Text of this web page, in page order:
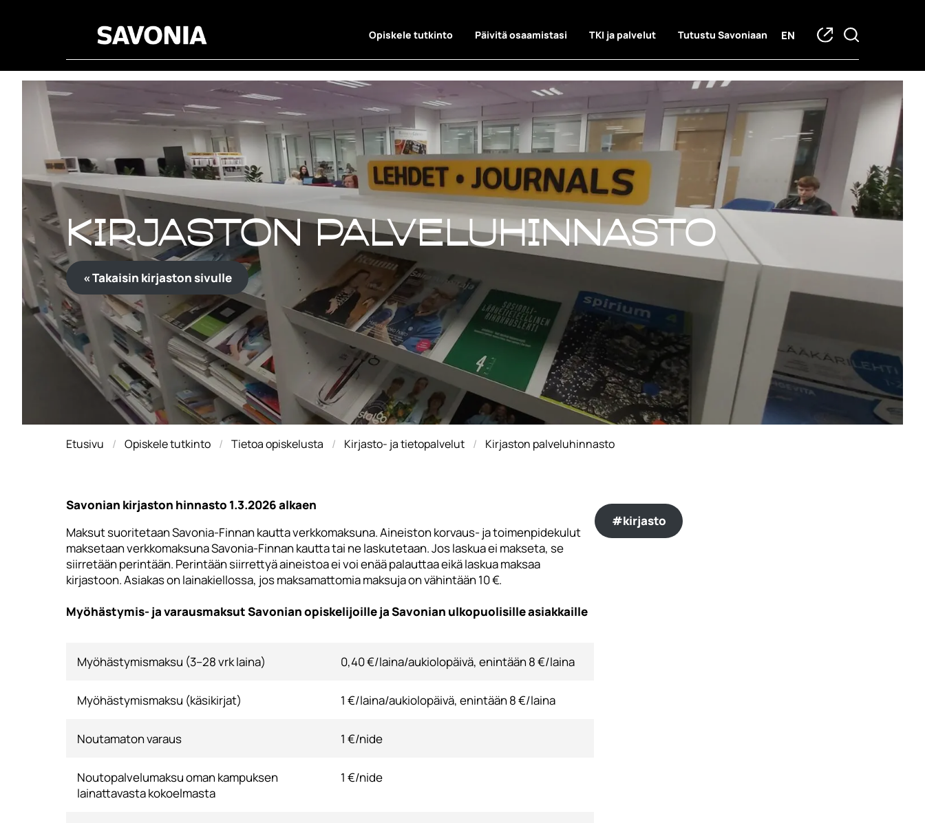
Opiskele tutkinto Päivitä osaamistasi TKI ja palvelut Tutustu Savoniaan EN
Kirjaston palveluhinnasto
Kirjaston palveluhinnasto
« Takaisin kirjaston sivulle
Etusivu Opiskele tutkinto Tietoa opiskelusta Kirjasto- ja tietopalvelut Kirjaston palveluhinnasto
Savonian kirjaston hinnasto 1.3.2026 alkaen
Maksut suoritetaan Savonia-Finnan kautta verkkomaksuna. Aineiston korvaus- ja toimenpidekulut
maksetaan verkkomaksuna Savonia-Finnan kautta tai ne laskutetaan. Jos laskua ei makseta, se
siirretään perintään. Perintään siirrettyä aineistoa ei voi enää palauttaa eikä laskua maksaa
kirjastoon. Asiakas on lainakiellossa, jos maksamattomia maksuja on vähintään 10 €.
Myöhästymis- ja varausmaksut Savonian opiskelijoille ja Savonian ulkopuolisille asiakkaille
Myöhästymismaksu (3–28 vrk laina) 0,40 €/laina/aukiolopäivä, enintään 8 €/laina
Myöhästymismaksu (käsikirjat) 1 €/laina/aukiolopäivä, enintään 8 €/laina
Noutamaton varaus 1 €/nide
Noutopalvelumaksu oman kampuksen
lainattavasta kokoelmasta
1 €/nide
#kirjasto